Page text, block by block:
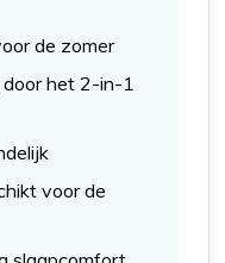
de zomer
het 2-in-1
voor de